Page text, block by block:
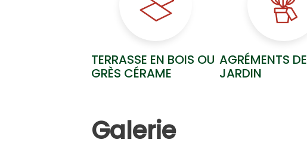
TERRASSE EN BOIS OU
GRÈS CÉRAME
AGRÉMENTS DE
JARDIN
Galerie